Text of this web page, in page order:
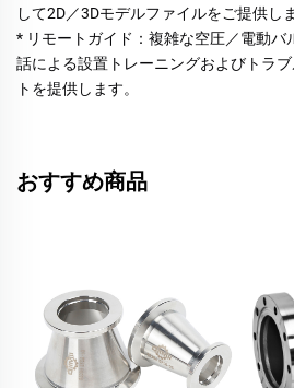
して2D／3Dモデルファイルをご提供し
* リモートガイド：複雑な空圧／電動バ
話による設置トレーニングおよびトラ
トを提供します。
おすすめ商品